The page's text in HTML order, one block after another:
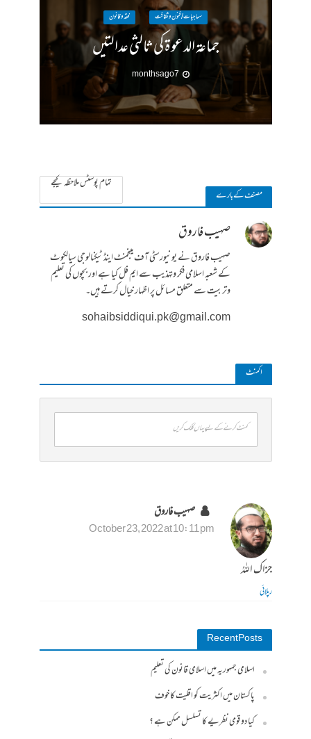
سماجیات / فنون وثقافت فقہ وقانون
جماعۃ الدعوۃ کی ثالثی عدالتیں
7 months ago
مصنف کے بارے
تمام پوسٹس ملاحظہ کیجے
صہیب فاروق
صہیب فاروق نے یونیورسٹی آف مینجمنٹ اینڈ ٹیکنالوجی سیالکوٹ
کے شعبہ اسلامی فکر وتہذیب سے ایم فل کیا ہے اور بچوں کی تعلیم
وتربیت سے متعلق مسائل پر اظہار خیال کرتے ہیں۔
sohaibsiddiqui.pk@gmail.com
ا کمنٹ
کمنٹ کرنے کے لیے یہاں کلک کریں
صہیب فاروق
October 23, 2022 at 10:11 pm
جزاك اللهُ‎
رپلائی
Recent Posts
اسلامی جمہوریہ میں اسلامی قانون کی تعلیم
پاکستان میں اکثریت کو اقلیت کا خوف
کیا دو قومی نظریے کا تسلسل ممکن ہے ؟